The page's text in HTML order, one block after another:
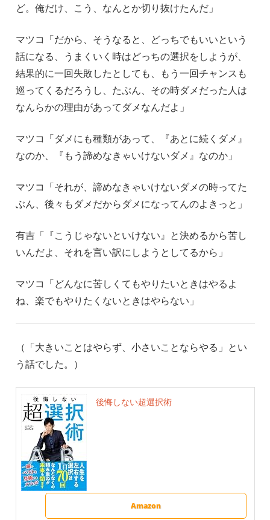
ど。俺だけ、こう、なんとか切り抜けたんだ」
マツコ「だから、そうなると、どっちでもいいという
話になる、うまくいく時はどっちの選択をしようが、
結果的に一回失敗したとしても、もう一回チャンスも
巡ってくるだろうし、たぶん、その時ダメだった人は
なんらかの理由があってダメなんだよ」
マツコ「ダメにも種類があって、『あとに続くダメ』
なのか、『もう諦めなきゃいけないダメ』なのか」
マツコ「それが、諦めなきゃいけないダメの時ってた
ぶん、後々もダメだからダメになってんのよきっと」
有吉「『こうじゃないといけない』と決めるから苦し
いんだよ、それを言い訳にしようとしてるから」
マツコ「どんなに苦しくてもやりたいときはやるよ
ね、楽でもやりたくないときはやらない」
（「大きいことはやらず、小さいことならやる」とい
う話でした。）
後悔しない超選択術
Amazon